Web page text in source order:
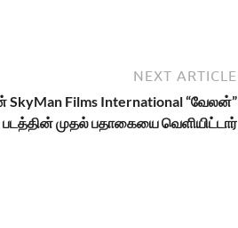
NEXT ARTICLE
SkyMan Films International “வேலன்”
படத்தின் முதல் பதாகையை வெளியிட்டார்